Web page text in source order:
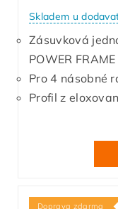
Skladem u
Zásuvková
POWER
Pro 4 násobné
Profil z
Doprava zdarma